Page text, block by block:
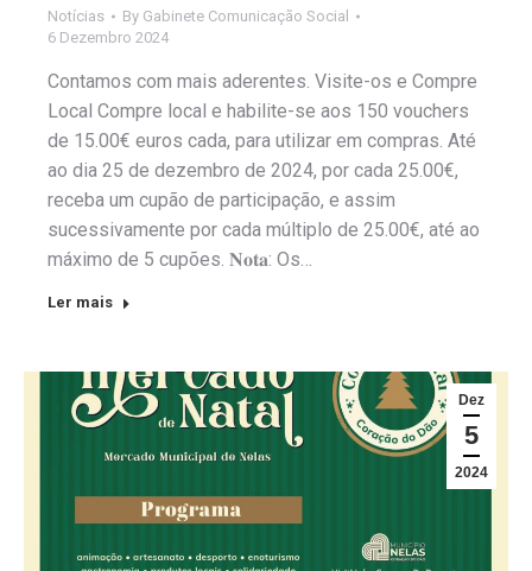
Notícias By Gabinete Comunicação Social
6 Dezembro 2024
Contamos com mais aderentes. Visite-os e Compre
Local Compre local e habilite-se aos 150 vouchers
de 15.00€ euros cada, para utilizar em compras. Até
ao dia 25 de dezembro de 2024, por cada 25.00€,
receba um cupão de participação, e assim
sucessivamente por cada múltiplo de 25.00€, até ao
máximo de 5 cupões. 𝐍𝐨𝐭𝐚: Os…
Ler mais
Dez
5
2024